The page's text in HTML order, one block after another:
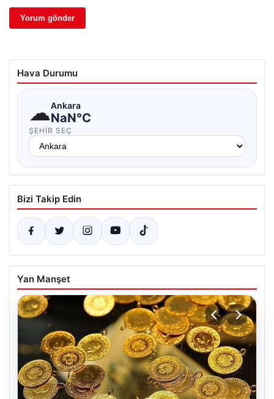
Hava Durumu
☁Ankara
NaN°C
ŞEHIR SEÇ
Bizi Takip Edin
Yan Manşet